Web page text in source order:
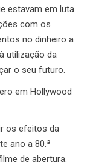
estavam em luta
com os
no dinheiro a
utilização da
o seu futuro.
em Hollywood
os efeitos da
ano a 80.ª
de abertura.